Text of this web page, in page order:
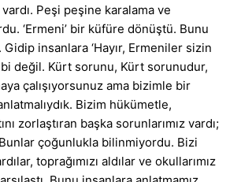
vardı. Peşi peşine karalama ve
‘Ermeni’ bir küfüre dönüştü. Bunu
insanlara ‘Hayır, Ermeniler sizin
değil. Kürt sorunu, Kürt sorunudur,
çalışıyorsunuz ama bizimle bir
Bizim hükümetle,
zorlaştıran başka sorunlarımız vardı;
Bunlar çoğunlukla bilinmiyordu. Bizi
toprağımızı aldılar ve okullarımız